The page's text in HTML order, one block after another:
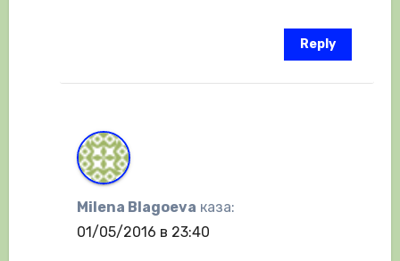
Reply
Milena Blagoeva каза:
01/05/2016 в 23:40